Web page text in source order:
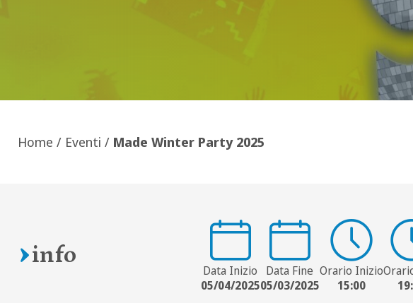
Home / Eventi / Made Winter Party 2025
info
Data Inizio
05/04/2025
Data Fine
05/03/2025
Orario Inizio
15:00